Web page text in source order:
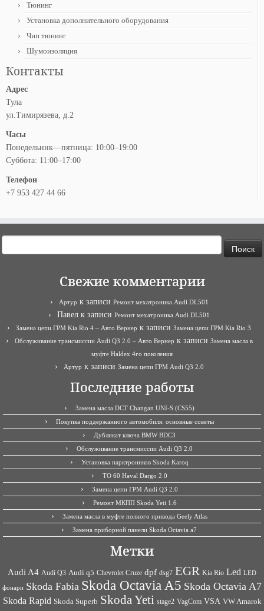
Тюнинг
Установка дополнительного оборудования
Чип тюнинг
Шумоизоляция
Контакты
Адрес
Тула
ул.Тимирязева, д.2
Часы
Понедельник—пятница: 10:00–19:00
Суббота: 11:00–17:00
Телефон
+7 953 427 44 66
Свежие комментарии
Артур к записи Ремонт мехатроника Audi DL501
Павел к записи Ремонт мехатроника Audi DL501
Замена цепи ГРМ Kia Rio 4 – Авто Вернер к записи Замена цепи ГРМ Kia Rio 3
Обслуживание трансмиссии Audi Q3 2.0 – Авто Вернер к записи Замена масла в
муфте Haldex 4го поколения
Артур к записи Замена цепи ГРМ Audi Q3 2.0
Последние работы
Замена масла DCT Changan UNI-S (CS55)
Покупка поддержанного автомобиля: основные советы
Дубликат ключа BMW BDC3
Обслуживание трансмиссии Audi Q3 2.0
Установка парктроников Skoda Karoq
ТО 60 Haval Dargo 2.0
Замена цепи ГРМ Audi Q3 2.0
Ремонт МКПП Skoda Yeti 1.6
Замена масла в муфте полного привода Geely Atlas
Замена приборной панели Skoda Octavia a7
Метки
Audi A4 Audi Q3 Audi q5 Chevrolet Cruze dpf dsg7 EGR Kia Rio Led LED
фонари Skoda Fabia Skoda Octavia A5 Skoda Octavia A7
Skoda Rapid Skoda Superb Skoda Yeti stage2 VagCom VSA VW Amarok